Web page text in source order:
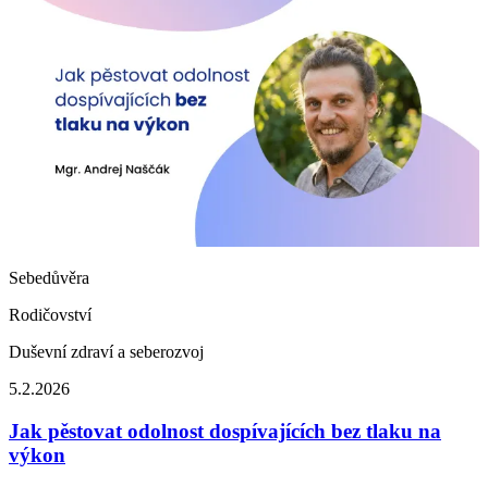
Sebedůvěra
Rodičovství
Duševní zdraví a seberozvoj
5.2.2026
Jak pěstovat odolnost dospívajících bez tlaku na
výkon